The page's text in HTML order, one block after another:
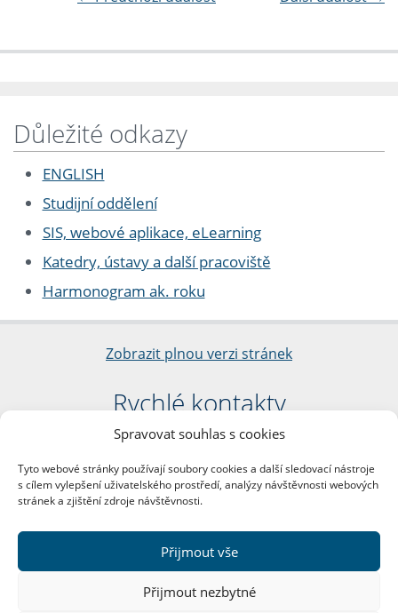
Spravovat souhlas s cookies
Tyto webové stránky používají soubory cookies a další sledovací nástroje
s cílem vylepšení uživatelského prostředí, analýzy návštěvnosti webových
stránek a zjištění zdroje návštěvnosti.
Přijmout vše
Přijmout nezbytné
Důležité odkazy
ENGLISH
Studijní oddělení
SIS, webové aplikace, eLearning
Katedry, ústavy a další pracoviště
Harmonogram ak. roku
Zobrazit plnou verzi stránek
Rychlé kontakty
Filozofická fakulta
nám. Jana Palacha 1/2
116 38 Praha 1
DIČ: CZ00216208
Další kontakty